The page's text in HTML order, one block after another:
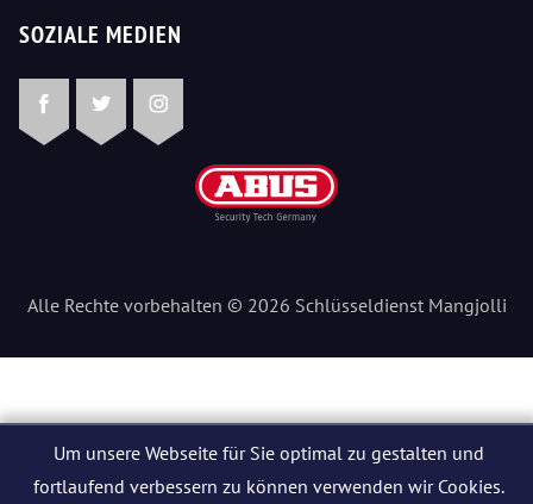
SOZIALE MEDIEN
FacebookTwitterInstagram
Alle Rechte vorbehalten © 2026 Schlüsseldienst Mangjolli
Um unsere Webseite für Sie optimal zu gestalten und
fortlaufend verbessern zu können verwenden wir Cookies.